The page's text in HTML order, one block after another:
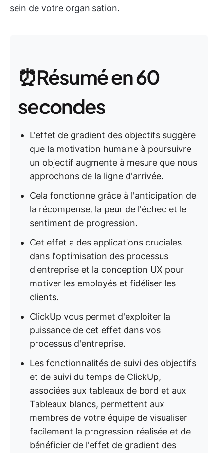
sein de votre organisation.
⏰Résumé en 60
secondes
L'effet de gradient des objectifs suggère
que la motivation humaine à poursuivre
un objectif augmente à mesure que nous
approchons de la ligne d'arrivée.
Cela fonctionne grâce à l'anticipation de
la récompense, la peur de l'échec et le
sentiment de progression.
Cet effet a des applications cruciales
dans l'optimisation des processus
d'entreprise et la conception UX pour
motiver les employés et fidéliser les
clients.
ClickUp vous permet d'exploiter la
puissance de cet effet dans vos
processus d'entreprise.
Les fonctionnalités de suivi des objectifs
et de suivi du temps de ClickUp,
associées aux tableaux de bord et aux
Tableaux blancs, permettent aux
membres de votre équipe de visualiser
facilement la progression réalisée et de
bénéficier de l'effet de gradient des